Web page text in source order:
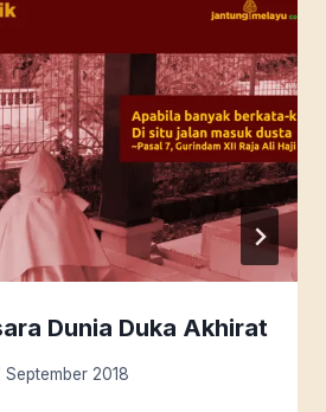
Dunia Duka Akhirat
September 2018